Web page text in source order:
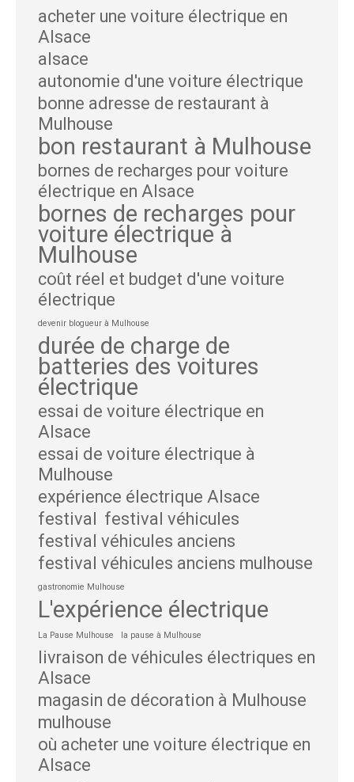
acheter une voiture électrique en
Alsace
alsace
autonomie d'une voiture électrique
bonne adresse de restaurant à
Mulhouse
bon restaurant à Mulhouse
bornes de recharges pour voiture
électrique en Alsace
bornes de recharges pour
voiture électrique à
Mulhouse
coût réel et budget d'une voiture
électrique
devenir blogueur à Mulhouse
durée de charge de
batteries des voitures
électrique
essai de voiture électrique en
Alsace
essai de voiture électrique à
Mulhouse
expérience électrique Alsace
festival festival véhicules
festival véhicules anciens
festival véhicules anciens mulhouse
gastronomie Mulhouse
L'expérience électrique
La Pause Mulhouse la pause à Mulhouse
livraison de véhicules électriques en
Alsace
magasin de décoration à Mulhouse
mulhouse
où acheter une voiture électrique en
Alsace